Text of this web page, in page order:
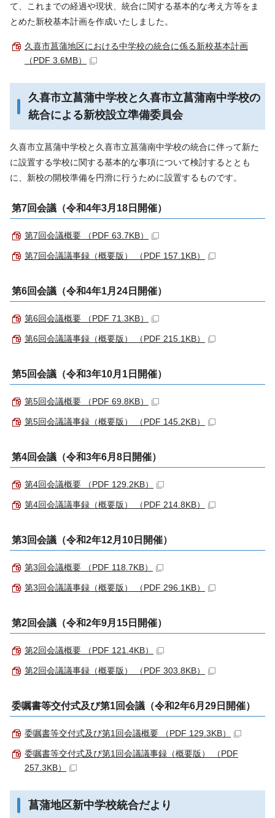
て、これまでの経過や現状、統合に関する基本的な考え方等をま
とめた新校基本計画を作成いたしました。
久喜市菖蒲地区における中学校の統合に係る新校基本計画
（PDF 3.6MB）
久喜市立菖蒲中学校と久喜市立菖蒲南中学校の
統合による新校設立準備委員会
久喜市立菖蒲中学校と久喜市立菖蒲南中学校の統合に伴って新た
に設置する学校に関する基本的な事項について検討するととも
に、新校の開校準備を円滑に行うために設置するものです。
第7回会議（令和4年3月18日開催）
第7回会議概要 （PDF 63.7KB）
第7回会議議事録（概要版） （PDF 157.1KB）
第6回会議（令和4年1月24日開催）
第6回会議概要 （PDF 71.3KB）
第6回会議議事録（概要版） （PDF 215.1KB）
第5回会議（令和3年10月1日開催）
第5回会議概要 （PDF 69.8KB）
第5回会議議事録（概要版） （PDF 145.2KB）
第4回会議（令和3年6月8日開催）
第4回会議概要 （PDF 129.2KB）
第4回会議議事録（概要版） （PDF 214.8KB）
第3回会議（令和2年12月10日開催）
第3回会議概要 （PDF 118.7KB）
第3回会議議事録（概要版） （PDF 296.1KB）
第2回会議（令和2年9月15日開催）
第2回会議概要 （PDF 121.4KB）
第2回会議議事録（概要版） （PDF 303.8KB）
委嘱書等交付式及び第1回会議（令和2年6月29日開催）
委嘱書等交付式及び第1回会議概要 （PDF 129.3KB）
委嘱書等交付式及び第1回会議議事録（概要版） （PDF
257.3KB）
菖蒲地区新中学校統合だより